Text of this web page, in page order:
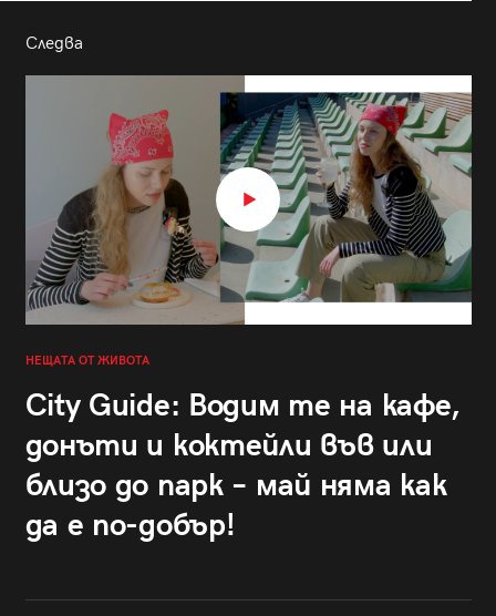
Следва
НЕЩАТА ОТ ЖИВОТА
City Guide: Водим те на кафе,
донъти и коктейли във или
близо до парк – май няма как
да е по-добър!